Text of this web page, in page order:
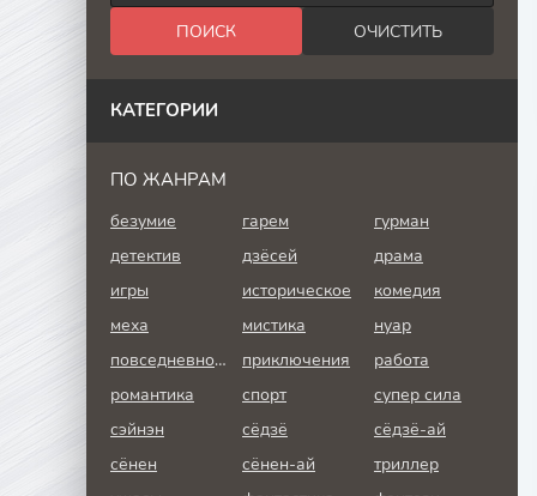
КАТЕГОРИИ
ПО ЖАНРАМ
безумие гарем
гурман
детектив
дзёсей
драма
игры
историческое
комедия
меха
мистика
нуар
повседневность
приключения
работа
романтика
спорт
супер сила
сэйнэн
сёдзё
сёдзё-ай
сёнен
сёнен-ай
триллер